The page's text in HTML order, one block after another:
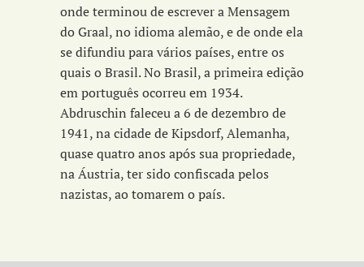
onde terminou de escrever a Mensagem
do Graal, no idioma alemão, e de onde ela
se difundiu para vários países, entre os
quais o Brasil. No Brasil, a primeira edição
em português ocorreu em 1934.
Abdruschin faleceu a 6 de dezembro de
1941, na cidade de Kipsdorf, Alemanha,
quase quatro anos após sua propriedade,
na Áustria, ter sido confiscada pelos
nazistas, ao tomarem o país.